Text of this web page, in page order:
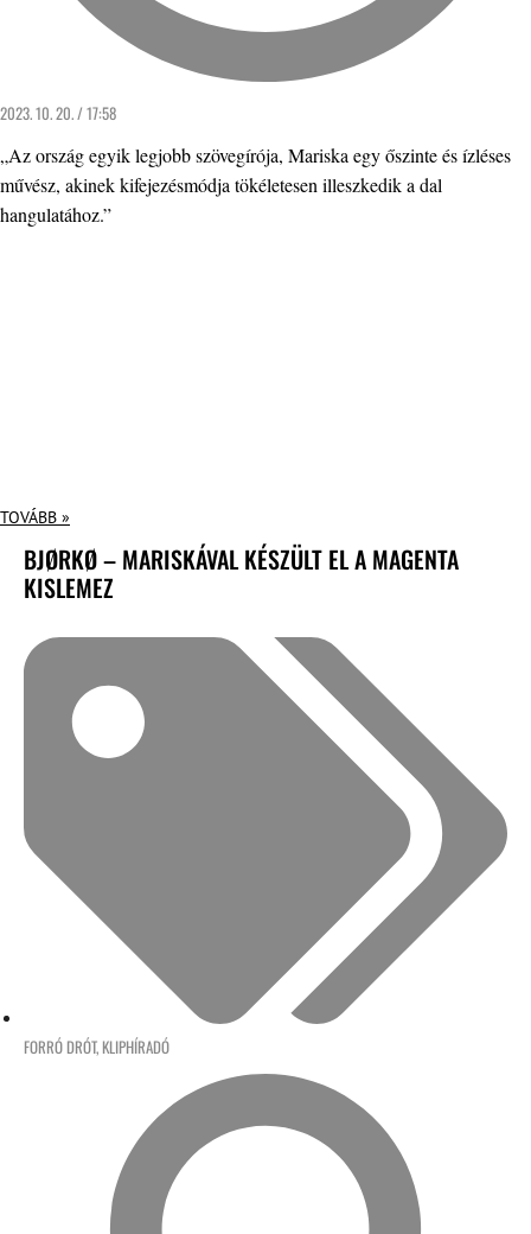
2023. 10. 20. / 17:58
„Az ország egyik legjobb szövegírója, Mariska egy őszinte és ízléses
művész, akinek kifejezésmódja tökéletesen illeszkedik a dal
hangulatához.”
TOVÁBB »
BJØRKØ – MARISKÁVAL KÉSZÜLT EL A MAGENTA
KISLEMEZ
FORRÓ DRÓT, KLIPHÍRADÓ